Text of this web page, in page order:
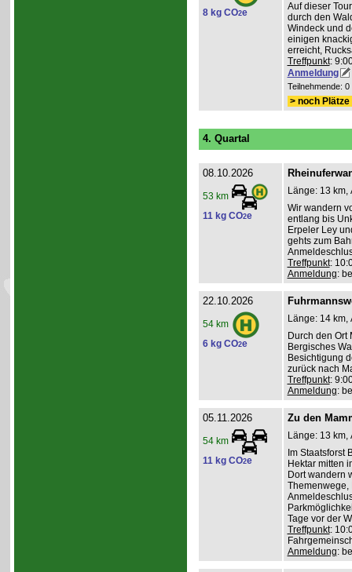
8 kg CO2e
Auf dieser
durch den
Windeck und
einigen
erreicht,
Treffpunkt:
Anmeldung
Teilnehmende:
> noch
4. Quartal
08.10.2026
53 km
11 kg CO2e
Länge: 13 km,
Wir wandern
entlang bis
Erpeler Ley
gehts zum
Treffpunkt:
Anmeldung:
22.10.2026
54 km
6 kg CO2e
Länge: 14 km,
Durch den Ort
Bergisches
Besichtigung
zurück nach
Treffpunkt:
Anmeldung:
05.11.2026
54 km
11 kg CO2e
Zu den
Länge: 13 km,
Im Staatsforst
Hektar mitten
Dort wandern
Themenwege,
Tage vor der
Treffpunkt:
Anmeldung: